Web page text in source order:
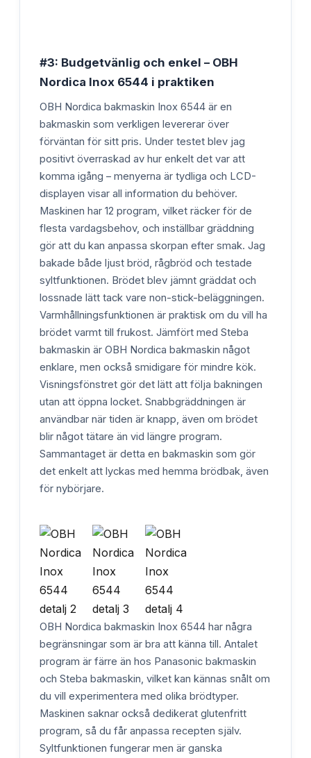
#3: Budgetvänlig och enkel – OBH
Nordica Inox 6544 i praktiken
OBH Nordica bakmaskin Inox 6544 är en
bakmaskin som verkligen levererar över
förväntan för sitt pris. Under testet blev jag
positivt överraskad av hur enkelt det var att
komma igång – menyerna är tydliga och LCD-
displayen visar all information du behöver.
Maskinen har 12 program, vilket räcker för de
flesta vardagsbehov, och inställbar gräddning
gör att du kan anpassa skorpan efter smak. Jag
bakade både ljust bröd, rågbröd och testade
syltfunktionen. Brödet blev jämnt gräddat och
lossnade lätt tack vare non-stick-beläggningen.
Varmhållningsfunktionen är praktisk om du vill ha
brödet varmt till frukost. Jämfört med Steba
bakmaskin är OBH Nordica bakmaskin något
enklare, men också smidigare för mindre kök.
Visningsfönstret gör det lätt att följa bakningen
utan att öppna locket. Snabbgräddningen är
användbar när tiden är knapp, även om brödet
blir något tätare än vid längre program.
Sammantaget är detta en bakmaskin som gör
det enkelt att lyckas med hemma brödbak, även
för nybörjare.
OBH Nordica bakmaskin Inox 6544 har några
begränsningar som är bra att känna till. Antalet
program är färre än hos Panasonic bakmaskin
och Steba bakmaskin, vilket kan kännas snålt om
du vill experimentera med olika brödtyper.
Maskinen saknar också dedikerat glutenfritt
program, så du får anpassa recepten själv.
Syltfunktionen fungerar men är ganska